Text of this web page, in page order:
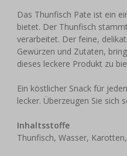
Das Thunfisch Pate ist ein
bietet. Der Thunfisch
verarbeitet. Der feine,
Gewürzen und Zutaten,
dieses leckere Produkt zu
Ein köstlicher Snack für
lecker. Überzeugen Sie sich
Inhaltsstoffe
Thunfisch, Wasser,